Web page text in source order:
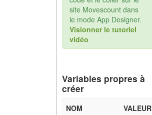
site Movescount dans
le mode App Designer.
Visionner le tutoriel
vidéo
Variables propres à
créer
NOM
VALEUR